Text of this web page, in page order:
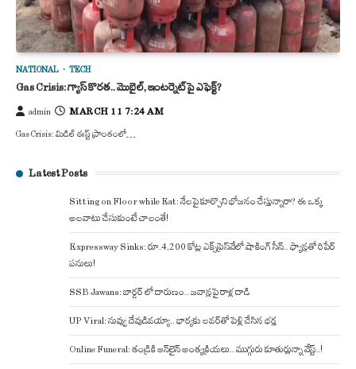
NATIONAL TECH
Gas Crisis: గ్యాస్ కొరత‌.. మొబైల్, ఇంటర్నెట్‌పై ఎఫెక్ట్?
admin MARCH 11 7:24 AM
Gas Crisis: మిడిల్ ఈస్ట్ ప్రాంతంలో…
Latest Posts
Sitting on Floor while Eat: నేలపై కూర్చొని భోజనం చేస్తున్నారా? ఈ ఒక్క
అలవాటు చేసుకుంటే చాలంతే!
Expressway Sinks: రూ.4,200 కోట్ల ఎక్స్‌ప్రెస్‌వేలో షాకింగ్ సీన్.. ఫ్యాన్లతో రిపేర్
పనులు!
SSB Jawans: బార్డర్ లో దారుణం.. జవాన్లపై రాళ్ల దాడి
UP Viral: నువ్వు దేవుడివయ్యా.. భార్యకు లవర్‌తో పెళ్లి చేసిన భర్త
Online Funeral: తండ్రికి ఆన్‌లైన్ అంత్యక్రియలు.. ముగ్గురు కూతుర్లున్నా వేస్ట్..!